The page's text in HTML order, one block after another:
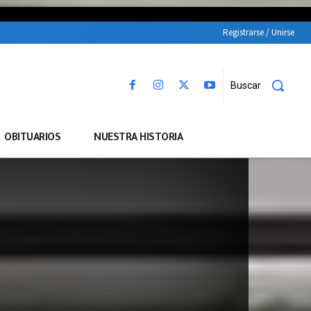
Registrarse / Unirse
Buscar
OBITUARIOS NUESTRA HISTORIA